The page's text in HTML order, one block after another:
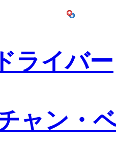
ライバー
ャン・